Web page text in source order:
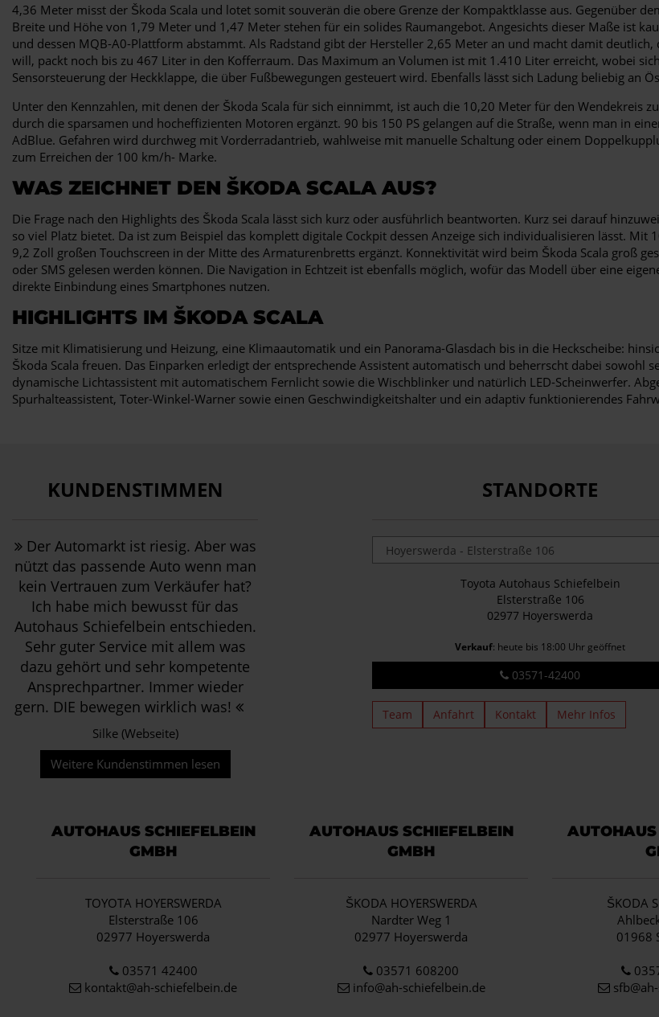
4,36 Meter misst der Škoda Scala und lotet somit souverän die obere Grenze der Kompaktklasse aus. Gegenüber
Breite und Höhe von 1,79 Meter und 1,47 Meter stehen für ein solides Raumangebot. Angesichts dieser Maße ist
und dessen MQB-A0-Plattform abstammt. Als Radstand gibt der Hersteller 2,65 Meter an und macht damit deutlich,
will, packt noch bis zu 467 Liter in den Kofferraum. Das Maximum an Volumen ist mit 1.410 Liter erreicht, wobei
Sensorsteuerung der Heckklappe, die über Fußbewegungen gesteuert wird. Ebenfalls lässt sich Ladung beliebig an
Unter den Kennzahlen, mit denen der Škoda Scala für sich einnimmt, ist auch die 10,20 Meter für den
durch die sparsamen und hocheffizienten Motoren ergänzt. 90 bis 150 PS gelangen auf die Straße, wenn man in
AdBlue. Gefahren wird durchweg mit Vorderradantrieb, wahlweise mit manuelle Schaltung oder einem
zum Erreichen der 100 km/h- Marke.
WAS ZEICHNET DEN ŠKODA SCALA AUS?
Die Frage nach den Highlights des Škoda Scala lässt sich kurz oder ausführlich beantworten. Kurz sei darauf
so viel Platz bietet. Da ist zum Beispiel das komplett digitale Cockpit dessen Anzeige sich individualisieren lässt.
9,2 Zoll großen Touchscreen in der Mitte des Armaturenbretts ergänzt. Konnektivität wird beim Škoda Scala groß
oder SMS gelesen werden können. Die Navigation in Echtzeit ist ebenfalls möglich, wofür das Modell über eine
direkte Einbindung eines Smartphones nutzen.
HIGHLIGHTS IM ŠKODA SCALA
Sitze mit Klimatisierung und Heizung, eine Klimaautomatik und ein Panorama-Glasdach bis in die Heckscheibe:
Škoda Scala freuen. Das Einparken erledigt der entsprechende Assistent automatisch und beherrscht dabei sowohl
dynamische Lichtassistent mit automatischem Fernlicht sowie die Wischblinker und natürlich LED-Scheinwerfer.
Spurhalteassistent, Toter-Winkel-Warner sowie einen Geschwindigkeitshalter und ein adaptiv funktionierendes
KUNDENSTIMMEN
Der Automarkt ist riesig. Aber was
nützt das passende Auto wenn man
kein Vertrauen zum Verkäufer hat?
Ich habe mich bewusst für das
Autohaus Schiefelbein entschieden.
Sehr guter Service mit allem was
dazu gehört und sehr kompetente
Ansprechpartner. Immer wieder
gern. DIE bewegen wirklich was!
Silke (Webseite)
Weitere Kundenstimmen lesen
STANDORTE
Toyota Autohaus Schiefelbein
Elsterstraße 106
02977 Hoyerswerda
Verkauf: heute bis 18:00 Uhr geöffnet
03571-42400
Team Anfahrt Kontakt Mehr Infos
AUTOHAUS SCHIEFELBEIN
GMBH
TOYOTA HOYERSWERDA
Elsterstraße 106
02977 Hoyerswerda
03571 42400
kontakt@ah-schiefelbein.de
AUTOHAUS SCHIEFELBEIN
GMBH
ŠKODA HOYERSWERDA
Nardter Weg 1
02977 Hoyerswerda
03571 608200
info@ah-schiefelbein.de
AUTOHAUS
ŠKODA
01968